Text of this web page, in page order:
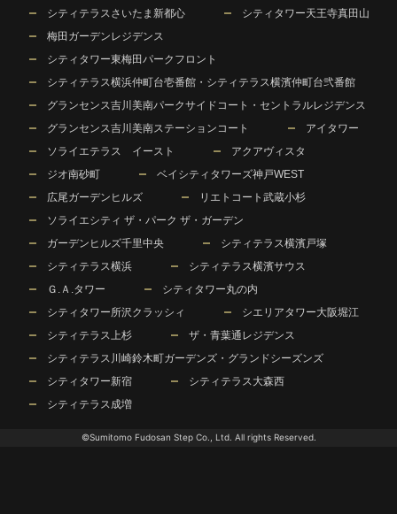
シティテラスさいたま新都心
シティタワー天王寺真田山
梅田ガーデンレジデンス
シティタワー東梅田パークフロント
シティテラス横浜仲町台壱番館・シティテラス横濱仲町台弐番館
グランセンス吉川美南パークサイドコート・セントラルレジデンス
グランセンス吉川美南ステーションコート
アイタワー
ソライエテラス イースト
アクアヴィスタ
ジオ南砂町
ベイシティタワーズ神戸WEST
広尾ガーデンヒルズ
リエトコート武蔵小杉
ソライエシティ ザ・パーク ザ・ガーデン
ガーデンヒルズ千里中央
シティテラス横濱戸塚
シティテラス横浜
シティテラス横濱サウス
Ｇ.Ａ.タワー
シティタワー丸の内
シティタワー所沢クラッシィ
シエリアタワー大阪堀江
シティテラス上杉
ザ・青葉通レジデンス
シティテラス川崎鈴木町ガーデンズ・グランドシーズンズ
シティタワー新宿
シティテラス大森西
シティテラス成増
©Sumitomo Fudosan Step Co., Ltd. All rights Reserved.